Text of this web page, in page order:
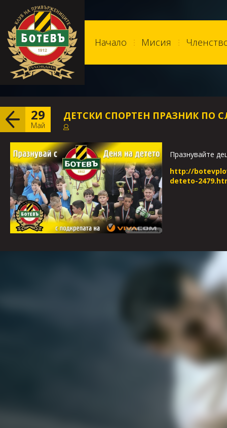
Начало Мисия
29
Май
ДЕТСКИ СПОРТЕН ПРАЗНИК ПО
Празнувайте
http://
deteto-